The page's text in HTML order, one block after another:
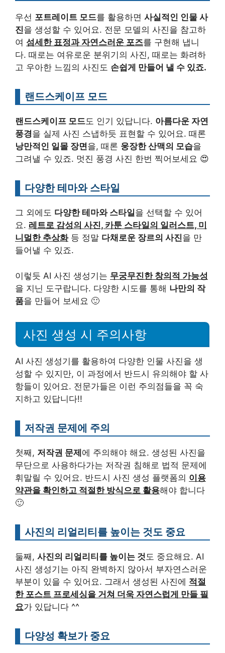
우선 포트레이트 모드를 활용하면 사실적인 인물 사
진을 생성할 수 있어요. 전문 모델의 사진을 참고하
여 섬세한 표정과 자연스러운 포즈를 구현해 냅니
다. 때로는 여유로운 분위기의 사진, 때로는 화려하
고 우아한 느낌의 사진도 손쉽게 만들어 낼 수 있죠.
랜드스케이프 모드
랜드스케이프 모드도 인기 있답니다. 아름다운 자연
풍경을 실제 사진 스냅하듯 표현할 수 있어요. 때론
낭만적인 일몰 장면을, 때론 웅장한 산맥의 모습을
그려낼 수 있죠. 멋진 풍경 사진 한번 찍어보세요 😍
다양한 테마와 스타일
그 외에도 다양한 테마와 스타일을 선택할 수 있어
요. 레트로 감성의 사진, 카툰 스타일의 일러스트, 미
니멀한 추상화등 정말 다채로운 장르의 사진을 만
들어낼 수 있죠.
이렇듯 AI 사진 생성기는 무궁무진한 창의적 가능성
을 지닌 도구랍니다. 다양한 시도를 통해 나만의 작
품을 만들어 보세요 🙂
사진 생성 시 주의사항
AI 사진 생성기를 활용하여 다양한 인물 사진을 생
성할 수 있지만, 이 과정에서 반드시 유의해야 할 사
항들이 있어요. 전문가들은 이런 주의점들을 꼭 숙
지하고 있답니다!!
저작권 문제에 주의
첫째, 저작권 문제 에 주의해야 해요. 생성된 사진을
무단으로 사용하다가는 저작권 침해로 법적 문제에
휘말릴 수 있어요. 반드시 사진 생성 플랫폼의 이용
약관을 확인하고 적절한 방식으로 활용해야 합니다
🙂
사진의 리얼리티를 높이는 것도 중요
둘째, 사진의 리얼리티를 높이는 것도 중요해요. AI
사진 생성기는 아직 완벽하지 않아서 부자연스러운
부분이 있을 수 있어요. 그래서 생성된 사진에 적절
한 포스트 프로세싱을 거쳐 더욱 자연스럽게 만들 필
요가 있답니다 ^^
다양성 확보가 중요